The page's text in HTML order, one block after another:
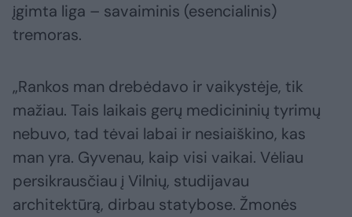
įgimta liga – savaiminis (esencialinis)
tremoras.
„Rankos man drebėdavo ir vaikystėje, tik
mažiau. Tais laikais gerų medicininių tyrimų
nebuvo, tad tėvai labai ir nesiaiškino, kas
man yra. Gyvenau, kaip visi vaikai. Vėliau
persikrausčiau į Vilnių, studijavau
architektūrą, dirbau statybose. Žmonės